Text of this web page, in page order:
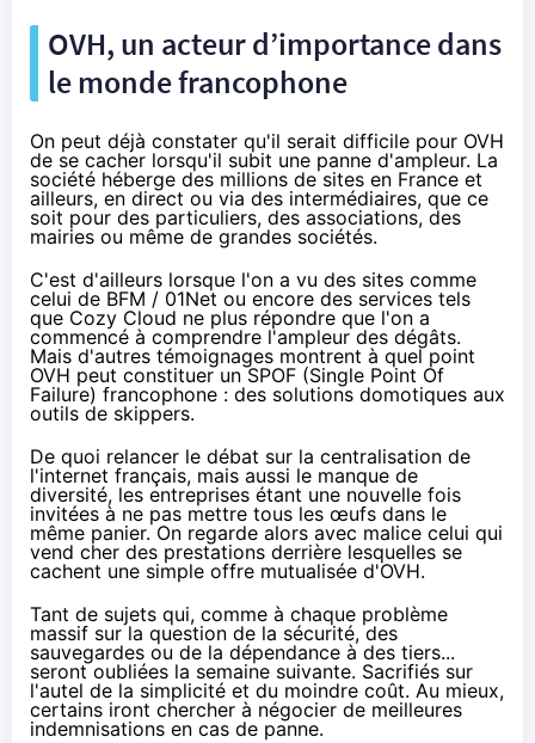
OVH, un acteur d’importance dans
le monde francophone
On peut déjà constater qu'il serait difficile pour OVH
de se cacher lorsqu'il subit une panne d'ampleur. La
société héberge des millions de sites en France et
ailleurs, en direct ou via des intermédiaires, que ce
soit pour des particuliers, des associations, des
mairies ou même de grandes sociétés.
C'est d'ailleurs lorsque l'on a vu des sites comme
celui de BFM / 01Net ou encore des services tels
que Cozy Cloud ne plus répondre que l'on a
commencé à comprendre l'ampleur des dégâts.
Mais d'autres témoignages montrent à quel point
OVH peut constituer un SPOF (Single Point Of
Failure) francophone : des solutions domotiques aux
outils de skippers.
De quoi relancer le débat sur la centralisation de
l'internet français, mais aussi le manque de
diversité, les entreprises étant une nouvelle fois
invitées à ne pas mettre tous les œufs dans le
même panier. On regarde alors avec malice celui qui
vend cher des prestations derrière lesquelles se
cachent une simple offre mutualisée d'OVH.
Tant de sujets qui, comme à chaque problème
massif sur la question de la sécurité, des
sauvegardes ou de la dépendance à des tiers...
seront oubliées la semaine suivante. Sacrifiés sur
l'autel de la simplicité et du moindre coût. Au mieux,
certains iront chercher à négocier de meilleures
indemnisations en cas de panne.